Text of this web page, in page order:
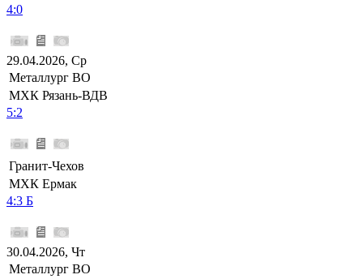
4:0
29.04.2026, Ср
Металлург ВО
МХК Рязань-ВДВ
5:2
Гранит-Чехов
МХК Ермак
4:3 Б
30.04.2026, Чт
Металлург ВО